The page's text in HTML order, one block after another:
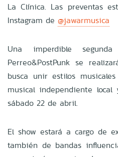
La Clínica. Las preventas
Instagram de @jawarmusica
Una imperdible
Perreo&PostPunk se
busca unir estilos
musical independiente
sábado 22 de abril.
El show estará a cargo de
también de bandas